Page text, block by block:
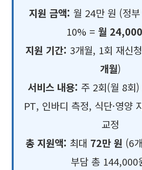
지원 금액: 월 24만 원 (정
10% = 월
지원 기간: 3개월, 1회 재신
개월)
서비스 내용: 주 2회(월 8회
PT, 인바디 측정, 식단·영양
교정
총 지원액: 최대 72만 원 (6
부담 총 144,000